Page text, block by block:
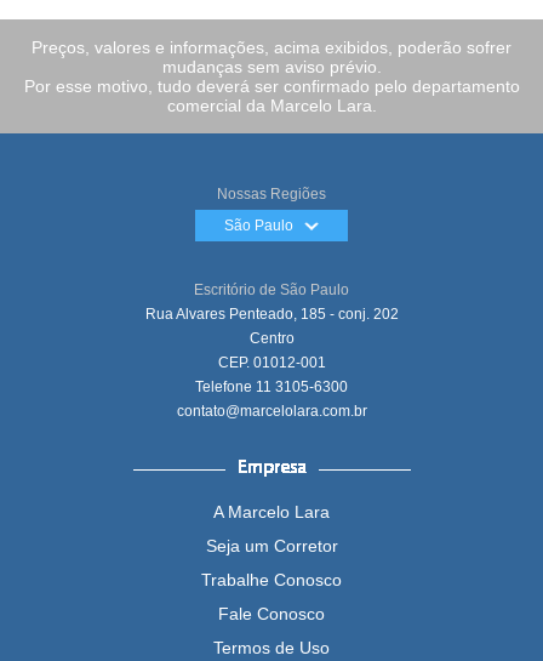
Preços, valores e informações, acima exibidos, poderão sofrer
mudanças sem aviso prévio.
Por esse motivo, tudo deverá ser confirmado pelo departamento
comercial da Marcelo Lara.
Nossas Regiões
São Paulo
Escritório de São Paulo
Rua Alvares Penteado, 185 - conj. 202
Centro
CEP. 01012-001
Telefone 11 3105-6300
contato@marcelolara.com.br
A Marcelo Lara
Seja um Corretor
Trabalhe Conosco
Fale Conosco
Termos de Uso